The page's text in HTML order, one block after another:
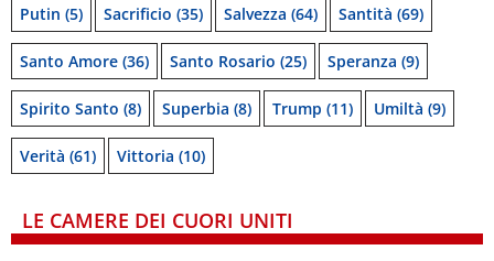
Putin (5) Sacrificio (35) Salvezza (64) Santità (69)
Santo Amore (36) Santo Rosario (25) Speranza (9)
Spirito Santo (8) Superbia (8) Trump (11) Umiltà (9)
Verità (61) Vittoria (10)
LE CAMERE DEI CUORI UNITI